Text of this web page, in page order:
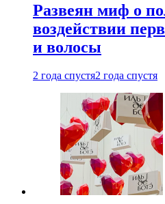
Развеян миф о
воздействии
и волосы
2 года спустя2 года спустя